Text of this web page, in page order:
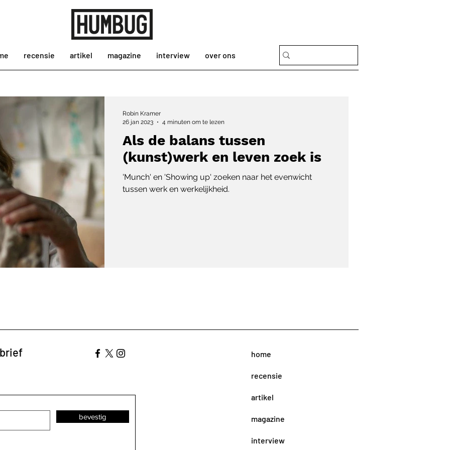
recensie artikel magazine interview over ons
Als de balans tussen
(kunst)werk en leven zoek is
'Munch' en 'Showing up' zoeken naar het evenwicht
tussen werk en werkelijkheid.
Robin Kramer
26 jan 2023
4 minuten om te lezen
bevestig
home
recensie
artikel
magazine
interview